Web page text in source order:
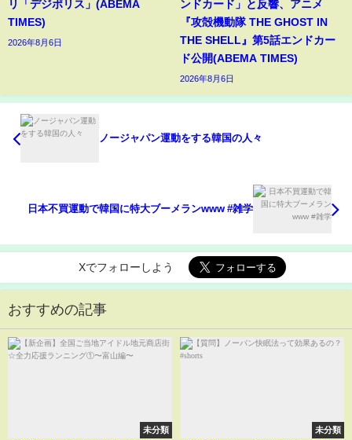
リ「デジポリス」(ABEMA
TIMES)
2026年8月6日
ンドカード」と反響、アニメ
『攻殻機動隊 THE GHOST IN
THE SHELL』第5話エンドカー
ド公開(ABEMA TIMES)
2026年8月6日
ノージャパン運動をする韓国の人々
日本不買運動で韓国に特大ブーメランwww #雑学
Xでフォローしよう
おすすめの記事
未分類 未分類